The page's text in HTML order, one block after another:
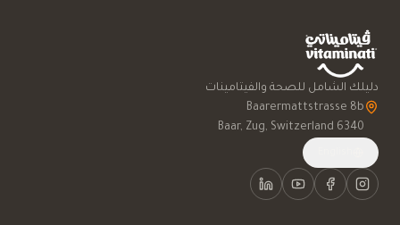
دليلك الشامل للصحة والفيتامينات
6340 Baar, Zug, Switzerland